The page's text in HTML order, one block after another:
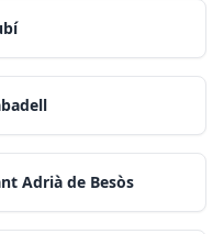
Adrià de Besòs